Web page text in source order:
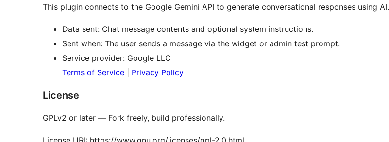
This plugin connects to the Google Gemini API to generate conversational responses using AI.
Data sent: Chat message contents and optional system instructions.
Sent when: The user sends a message via the widget or admin test prompt.
Service provider: Google LLC
Terms of Service
Privacy Policy
License
GPLv2 or later — Fork freely, build professionally.
License URI: https://www.gnu.org/licenses/gpl-2.0.html